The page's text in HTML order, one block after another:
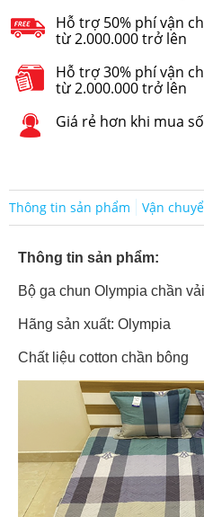
Hỗ trợ 50% phí vận
từ 2.000.000 trở lên
Hỗ trợ 30% phí vận
từ 2.000.000 trở lên
Giá rẻ hơn khi mua
Thông tin sản phẩm Vận
Thông tin sản phẩm:
Bộ ga chun Olympia chần
Hãng sản xuất: Olympia
Chất liệu cotton chần bông